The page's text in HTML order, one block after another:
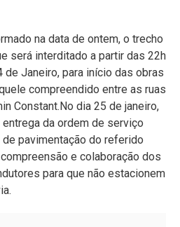
na data de ontem, o trecho
será interditado a partir das 22h
Janeiro, para início das obras
compreendido entre as ruas
Constant.No dia 25 de janeiro,
da ordem de serviço
pavimentação do referido
e colaboração dos
para que não estacionem